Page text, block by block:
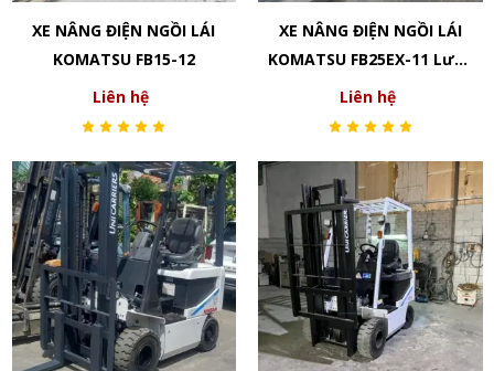
XE NÂNG ĐIỆN NGỒI LÁI
KOMATSU FB15-12
Liên hệ
XE NÂNG ĐIỆN NGỒI LÁI
KOMATSU FB25EX-11 Lượt
xem: 355
Liên hệ